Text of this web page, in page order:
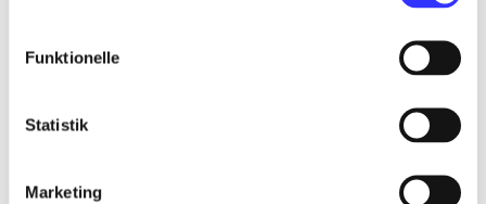
Funktionelle
Statistik
Marketing